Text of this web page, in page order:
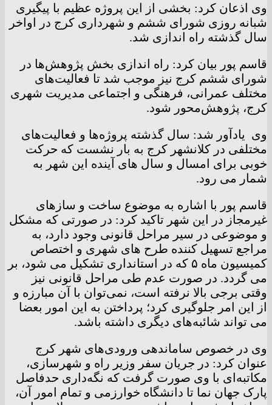
وی اذعان کرد: بخشی از این پروژه عظیم با پیگیری
شبانه روزی شورای ششم و شهرداری کرج در اواخر
سال گذشته راه اندازی شد.
قاسم پور بیان کرد: راه اندازی بخش پژوهش‌ها در
شورای ششم کرج نیز موجب شد تا فعالیت‌های
مختلف عمرانی، فرهنگی و اجتماعی مدیریت شهری
کرج، پژوهش‌محور شود.
وی یادآور شد: سال گذشته پروژه‌ها و فعالیت‌های
مختلفی در کلانشهر کرج به بار نشست که حرکت
خوبی برای امسال و سال های آینده این شهر به
شمار می رود.
قاسم پور با اشاره به موضوع ساخت و سازهای
غیرمجاز در این شهر تاکید کرد: در صورتی که مشکل
و موضوعی در سیر مراحل قانونی وجود دارد، به
مراجع تسهیل کننده طرح های شهری و اختصاص
کمیسیون ماه ۵ که در استانداری تشکیل می شود، بر
می گردد. در صورت عدم طی مراحل قانونی نیز
وقتی برجی بالا نرفته است، نمی‌توان با آن مبارزه و
از این امر جلوگیری کرد؛ پرداختن به این امور بعضا
می تواند شائبه‌های دیگری داشته باشد.
وی در خصوص ساماندهی ورودی‌های شهر کرج
عنوان کرد: در جریان سفر وزیر راه و شهرسازی،
مکاتبه‌ای با وی صورت گرفت که نگه‌داری حدفاصل
پارک جهان نما تا دانشگاه خوارزمی و تمام امور آن،